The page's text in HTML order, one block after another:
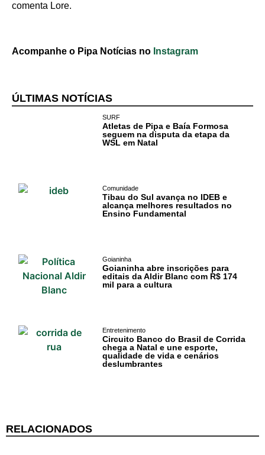
Cotidiano
Acontece no
Política
comenta Lore.
Acompanhe o Pipa Notícias no Instagram
ÚLTIMAS NOTÍCIAS
SURF
Atletas de Pipa e Baía Formosa
seguem na disputa da etapa da
WSL em Natal
Comunidade
Tibau do Sul avança no IDEB e
alcança melhores resultados no
Ensino Fundamental
Goianinha
Goianinha abre inscrições para
editais da Aldir Blanc com R$ 174
mil para a cultura
Entretenimento
Circuito Banco do Brasil de Corrida
chega a Natal e une esporte,
qualidade de vida e cenários
deslumbrantes
RELACIONADOS